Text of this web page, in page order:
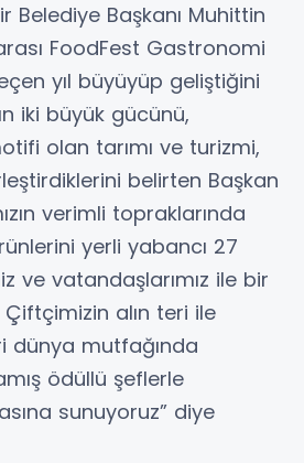
Belediye Başkanı Muhittin
FoodFest Gastronomi
yıl büyüyüp geliştiğini
iki büyük gücünü,
olan tarımı ve turizmi,
belirten Başkan
verimli topraklarında
yerli yabancı 27
ve vatandaşlarımız ile bir
alın teri ile
dünya mutfağında
ödüllü şeflerle
sunuyoruz” diye